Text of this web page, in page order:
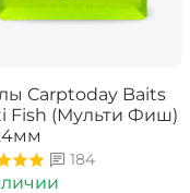
Carptoday Baits
Fish (Мульти Фиш)
184